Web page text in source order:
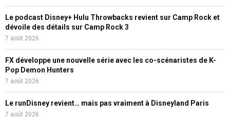
Le podcast Disney+ Hulu Throwbacks revient sur Camp Rock et
dévoile des détails sur Camp Rock 3
7 août 2026
FX développe une nouvelle série avec les co-scénaristes de K-
Pop Demon Hunters
7 août 2026
Le runDisney revient… mais pas vraiment à Disneyland Paris
7 août 2026